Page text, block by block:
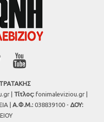
| Τίτλος:fonimaleviziou.gr |
| Α.Φ.Μ.: 038839100 - ΔΟΥ: